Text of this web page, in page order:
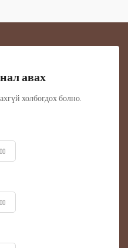
авах
холбогдох болно.